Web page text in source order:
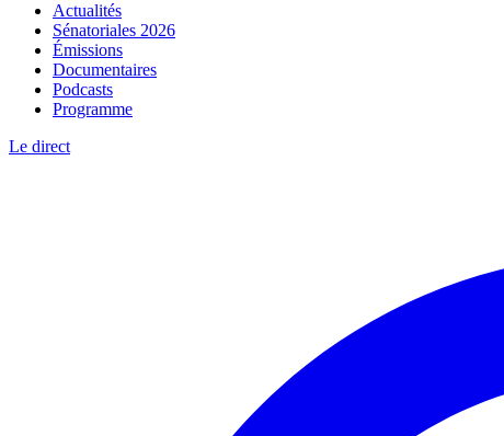
Actualités
Sénatoriales 2026
Émissions
Documentaires
Podcasts
Programme
Le direct